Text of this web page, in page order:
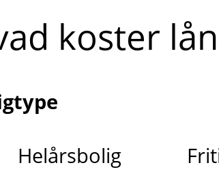
koster
Helårsbolig